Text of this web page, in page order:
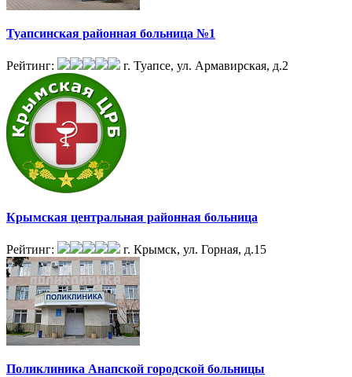
Туапсинская районная больница №1
Рейтинг: г. Туапсе, ул. Армавирская, д.2
Крымская центральная районная больница
Рейтинг: г. Крымск, ул. Горная, д.15
Поликлиника Анапской городской больницы